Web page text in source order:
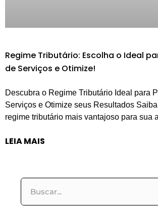
Regime Tributário: Escolha o Ideal
de Serviços e Otimize!
Descubra o Regime Tributário Ideal para
Serviços e Otimize seus Resultados
regime tributário mais vantajoso para sua
LEIA MAIS